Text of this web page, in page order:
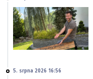
5. srpna 2026 16:56